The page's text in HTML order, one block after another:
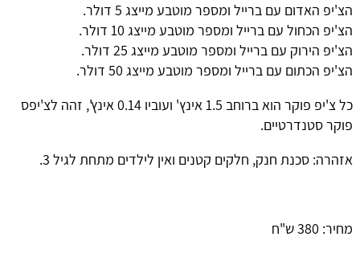
הצ'יפ האדום עם ברייל ומספר מוטבע מייצג 5 דולר.
הצ'יפ הכחול עם ברייל ומספר מוטבע מייצג 10 דולר.
הצ'יפ הירוק עם ברייל ומספר מוטבע מייצג 25 דולר.
הצ'יפ הכתום עם ברייל ומספר מוטבע מייצג 50 דולר.
כל צ'יפ פוקר הוא ברוחב 1.5 אינץ' ועוביו 0.14 אינץ', זהה לצ'יפס
פוקר סטנדרטיים.
אזהרה: סכנת חנק, חלקים קטנים ואין לילדים מתחת לגיל 3.
מחיר: 380 ש"ח